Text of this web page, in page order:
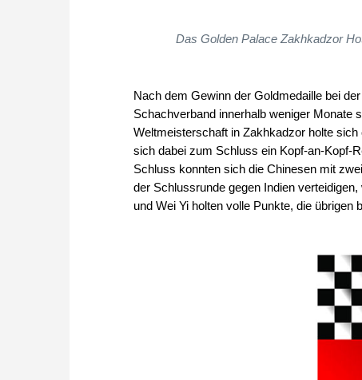
Das Golden Palace Zakhkadzor
Nach dem Gewinn der Goldmedaille bei
Schachverband innerhalb weniger Monate
Weltmeisterschaft in Zakhkadzor holte
sich dabei zum Schluss ein Kopf-an-Kopf-
Schluss konnten sich die Chinesen mit
der Schlussrunde gegen Indien
und Wei Yi holten volle Punkte, die übrigen